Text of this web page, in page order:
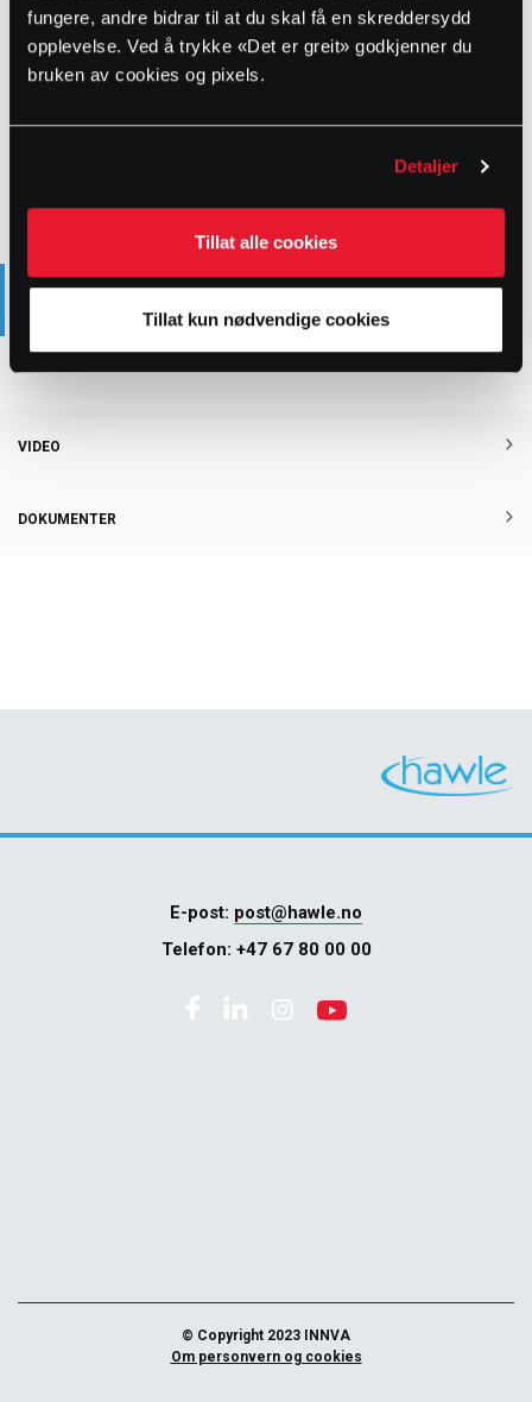
fungere, andre bidrar til at du skal få en skreddersydd
opplevelse. Ved å trykke «Det er greit» godkjenner du
bruken av cookies og pixels.
Detaljer
Tillat alle cookies
Tillat kun nødvendige cookies
2104324 5014936 100 16 12.3
2104325 5014937 125 16 17
Husk å bestille riktig pakning etter rørtype. Kan også gjøres
VIDEO
DOKUMENTER
E-post: post@hawle.no
Telefon: +47 67 80 00 00
© Copyright 2023 INNVA
Om personvern og cookies